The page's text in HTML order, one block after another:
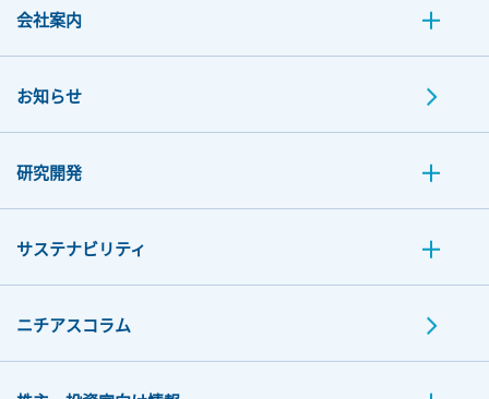
会社案内
お知らせ
研究開発
サステナビリティ
ニチアスコラム